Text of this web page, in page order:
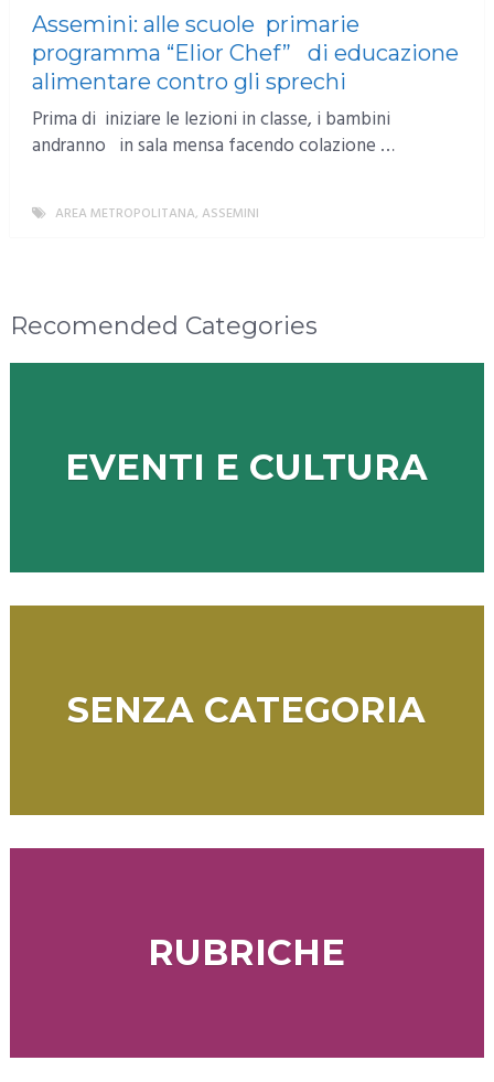
Assemini: alle scuole primarie
programma “Elior Chef” di educazione
alimentare contro gli sprechi
Prima di iniziare le lezioni in classe, i bambini
andranno in sala mensa facendo colazione …
AREA METROPOLITANA, ASSEMINI
Recomended Categories
EVENTI E CULTURA
SENZA CATEGORIA
RUBRICHE